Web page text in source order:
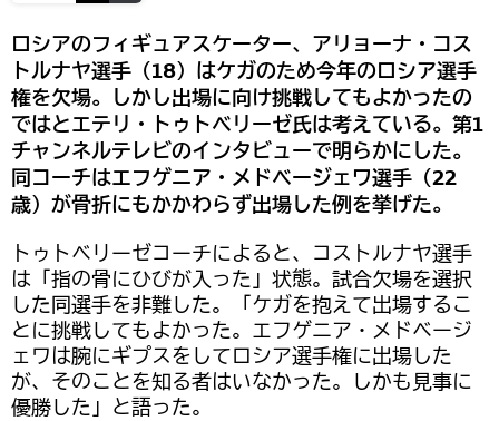
ロシアのフィギュアスケーター、アリョーナ・コス
トルナヤ選手（18）はケガのため今年のロシア選手
権を欠場。しかし出場に向け挑戦してもよかったの
ではとエテリ・トゥトベリーゼ氏は考えている。第1
チャンネルテレビのインタビューで明らかにした。
同コーチはエフゲニア・メドベージェワ選手（22
歳）が骨折にもかかわらず出場した例を挙げた。
トゥトベリーゼコーチによると、コストルナヤ選手
は「指の骨にひびが入った」状態。試合欠場を選択
した同選手を非難した。「ケガを抱えて出場するこ
とに挑戦してもよかった。エフゲニア・メドベージ
ェワは腕にギプスをしてロシア選手権に出場した
が、そのことを知る者はいなかった。しかも見事に
優勝した」と語った。